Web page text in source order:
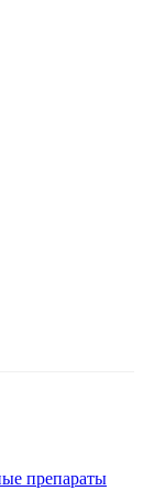
препараты